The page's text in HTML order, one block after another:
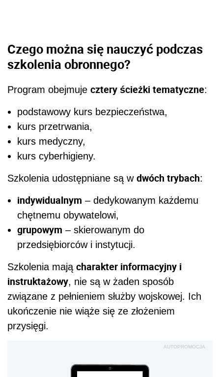
Czego można się nauczyć podczas
szkolenia obronnego?
Program obejmuje cztery ścieżki tematyczne:
podstawowy kurs bezpieczeństwa,
kurs przetrwania,
kurs medyczny,
kurs cyberhigieny.
Szkolenia udostępniane są w dwóch trybach:
indywidualnym – dedykowanym każdemu
chętnemu obywatelowi,
grupowym – skierowanym do
przedsiębiorców i instytucji.
Szkolenia mają charakter informacyjny i
instruktażowy, nie są w żaden sposób
związane z pełnieniem służby wojskowej. Ich
ukończenie nie wiąże się ze złożeniem
przysięgi.
AUTOPROMOCJA